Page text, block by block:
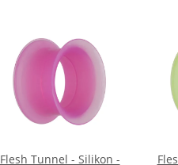
Flesh Tunnel - Silikon -